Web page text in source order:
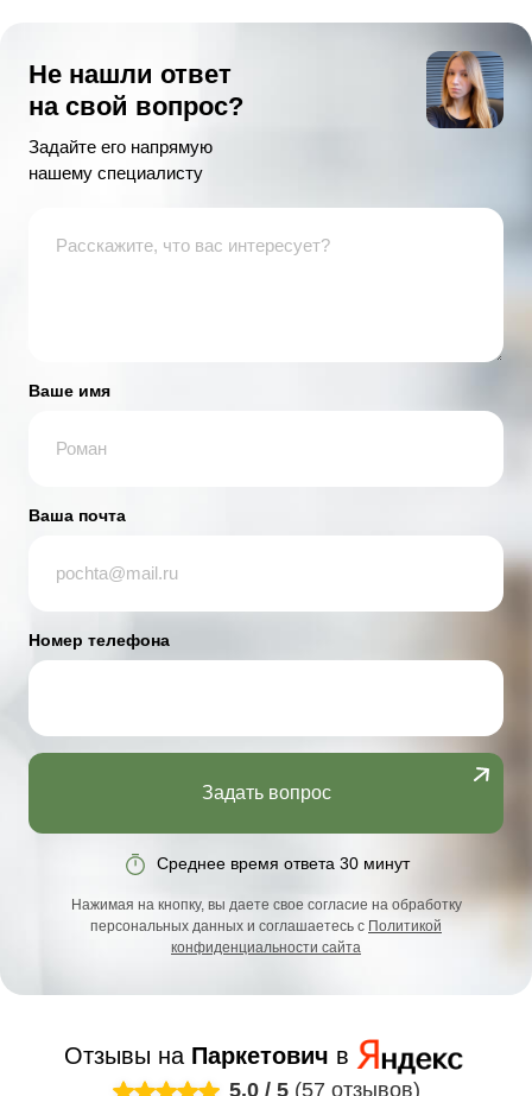
Не нашли ответ
на свой вопрос?
Задайте его напрямую
нашему специалисту
Ваше имя
Ваша почта
Номер телефона
Задать вопрос
Среднее время ответа 30 минут
Нажимая на кнопку, вы даете свое согласие на обработку
персональных данных и соглашаетесь с Политикой
конфиденциальности сайта
Отзывы на Паркетович в
5.0 / 5 (57 отзывов)